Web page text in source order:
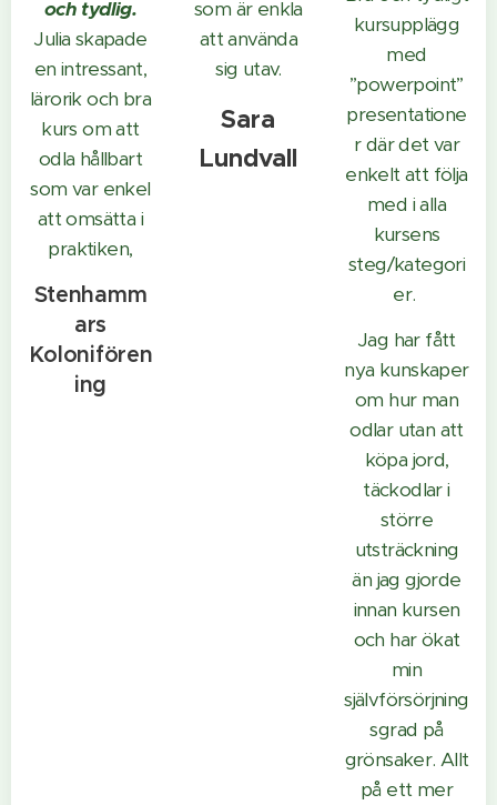
och tydlig.
Julia skapade
en intressant,
lärorik och bra
kurs om att
odla hållbart
som var enkel
att omsätta i
praktiken,
Stenhamm
ars
Kolonifören
ing
som är enkla
att använda
sig utav.
Sara
Lundvall
kursupplägg
med
”powerpoint”
presentatione
r där det var
enkelt att följa
med i alla
kursens
steg/kategori
er.
Jag har fått
nya kunskaper
om hur man
odlar utan att
köpa jord,
täckodlar i
större
utsträckning
än jag gjorde
innan kursen
och har ökat
min
självförsörjning
sgrad på
grönsaker. Allt
på ett mer